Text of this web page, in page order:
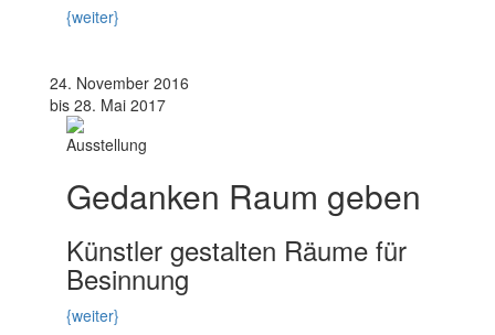
{weiter}
24. November 2016
bis 28. Mai 2017
Ausstellung
Gedanken Raum geben
Künstler gestalten Räume für
Besinnung
{weiter}